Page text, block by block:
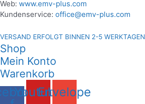
Web: www.emv-plus.com
Kundenservice: office@emv-plus.com
VERSAND ERFOLGT BINNEN 2-5 WERKTAGEN
Shop
Mein Konto
Warenkorb
YoutubeEnvelope